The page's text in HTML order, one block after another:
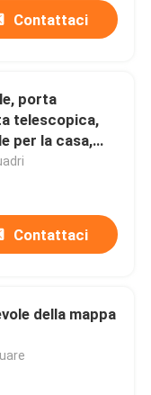
Contattaci
porta
telescopica,
per la casa,
per la cucina,
Contattaci
della mappa